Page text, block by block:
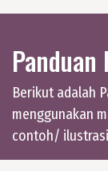
Berikut adalah
menggunakan
contoh/